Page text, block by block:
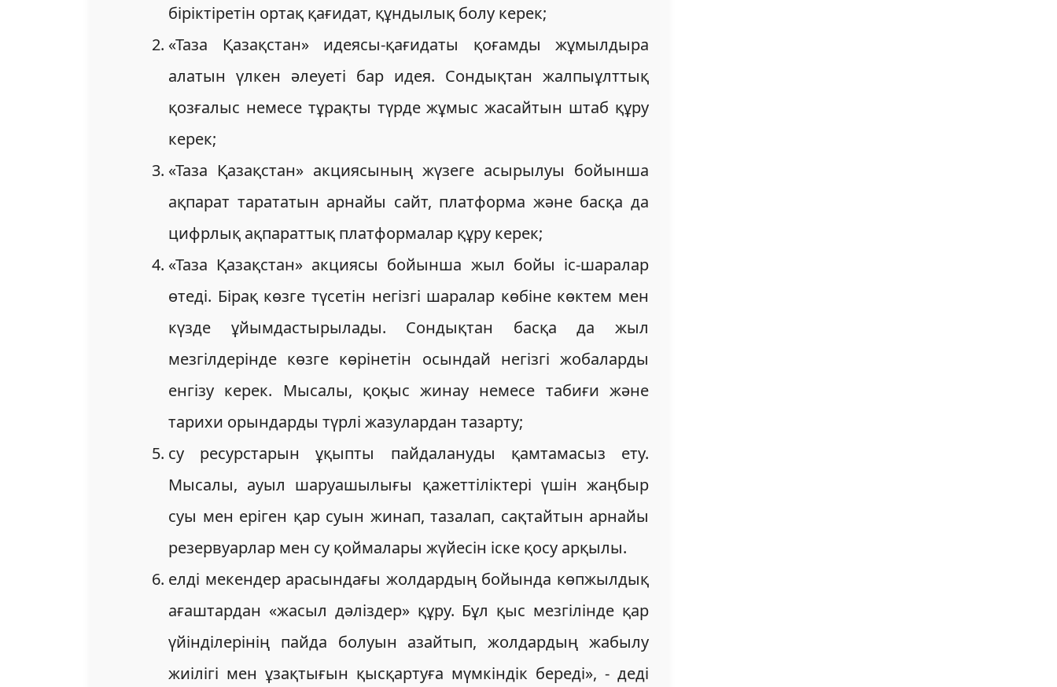
біріктіретін ортақ қағидат, құндылық болу керек;
«Таза Қазақстан» идеясы-қағидаты қоғамды жұмылдыра
алатын үлкен әлеуеті бар идея. Сондықтан жалпыұлттық
қозғалыс немесе тұрақты түрде жұмыс жасайтын штаб құру
керек;
«Таза Қазақстан» акциясының жүзеге асырылуы бойынша
ақпарат тарататын арнайы сайт, платформа және басқа да
цифрлық ақпараттық платформалар құру керек;
«Таза Қазақстан» акциясы бойынша жыл бойы іс-шаралар
өтеді. Бірақ көзге түсетін негізгі шаралар көбіне көктем мен
күзде ұйымдастырылады. Сондықтан басқа да жыл
мезгілдерінде көзге көрінетін осындай негізгі жобаларды
енгізу керек. Мысалы, қоқыс жинау немесе табиғи және
тарихи орындарды түрлі жазулардан тазарту;
су ресурстарын ұқыпты пайдалануды қамтамасыз ету.
Мысалы, ауыл шаруашылығы қажеттіліктері үшін жаңбыр
суы мен еріген қар суын жинап, тазалап, сақтайтын арнайы
резервуарлар мен су қоймалары жүйесін іске қосу арқылы.
елді мекендер арасындағы жолдардың бойында көпжылдық
ағаштардан «жасыл дәліздер» құру. Бұл қыс мезгілінде қар
үйінділерінің пайда болуын азайтып, жолдардың жабылу
жиілігі мен ұзақтығын қысқартуға мүмкіндік береді», - деді